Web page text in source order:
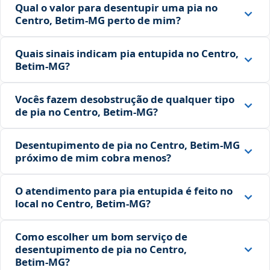
Qual o valor para desentupir uma pia no
Centro, Betim‑MG perto de mim?
Quais sinais indicam pia entupida no Centro,
Betim‑MG?
Vocês fazem desobstrução de qualquer tipo
de pia no Centro, Betim‑MG?
Desentupimento de pia no Centro, Betim‑MG
próximo de mim cobra menos?
O atendimento para pia entupida é feito no
local no Centro, Betim‑MG?
Como escolher um bom serviço de
desentupimento de pia no Centro,
Betim‑MG?